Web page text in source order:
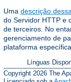
Uma descrição
do Servidor HTTP e
de terceiros. No
gerenciamento de
plataforma específica.
Línguas
Copyright 2026 The